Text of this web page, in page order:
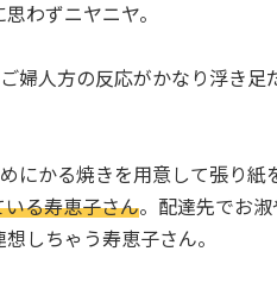
わずニヤニヤ。
婦人方の反応がかなり浮き
にかる焼きを用意して張り
る寿恵子さん。配達先でお
しちゃう寿恵子さん。